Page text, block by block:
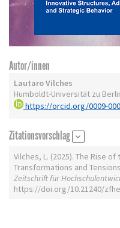
Autor/innen
Lautaro Vilches
Humboldt-Universität zu
https://orcid.org/0009-
Zitationsvorschlag
Vilches, L. (2025). The Rise
Transformations and
Zeitschrift für
https://doi.org/10.21240/